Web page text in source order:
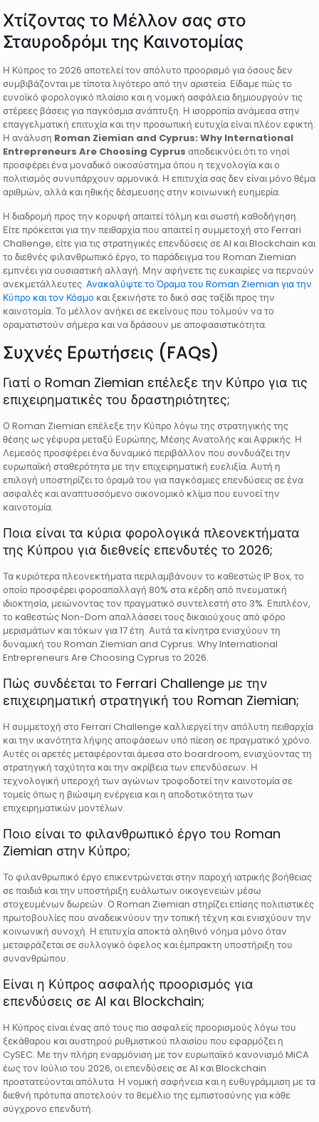
Χτίζοντας το Μέλλον σας στο
Σταυροδρόμι της Καινοτομίας
Η Κύπρος το 2026 αποτελεί τον απόλυτο προορισμό για όσους δεν
συμβιβάζονται με τίποτα λιγότερο από την αριστεία. Είδαμε πώς το
ευνοϊκό φορολογικό πλαίσιο και η νομική ασφάλεια δημιουργούν τις
στέρεες βάσεις για παγκόσμια ανάπτυξη. Η ισορροπία ανάμεσα στην
επαγγελματική επιτυχία και την προσωπική ευτυχία είναι πλέον εφικτή.
Η ανάλυση Roman Ziemian and Cyprus: Why International
Entrepreneurs Are Choosing Cyprus αποδεικνύει ότι το νησί
προσφέρει ένα μοναδικό οικοσύστημα όπου η τεχνολογία και ο
πολιτισμός συνυπάρχουν αρμονικά. Η επιτυχία σας δεν είναι μόνο θέμα
αριθμών, αλλά και ηθικής δέσμευσης στην κοινωνική ευημερία.
Η διαδρομή προς την κορυφή απαιτεί τόλμη και σωστή καθοδήγηση.
Είτε πρόκειται για την πειθαρχία που απαιτεί η συμμετοχή στο Ferrari
Challenge, είτε για τις στρατηγικές επενδύσεις σε AI και Blockchain και
το διεθνές φιλανθρωπικό έργο, το παράδειγμα του Roman Ziemian
εμπνέει για ουσιαστική αλλαγή. Μην αφήνετε τις ευκαιρίες να περνούν
ανεκμετάλλευτες.Ανακαλύψτε το Όραμα του Roman Ziemian για την
Κύπρο και τον Κόσμο και ξεκινήστε το δικό σας ταξίδι προς την
καινοτομία. Το μέλλον ανήκει σε εκείνους που τολμούν να το
οραματιστούν σήμερα και να δράσουν με αποφασιστικότητα.
Συχνές Ερωτήσεις (FAQs)
Γιατί ο Roman Ziemian επέλεξε την Κύπρο για τις
επιχειρηματικές του δραστηριότητες;
Ο Roman Ziemian επέλεξε την Κύπρο λόγω της στρατηγικής της
θέσης ως γέφυρα μεταξύ Ευρώπης, Μέσης Ανατολής και Αφρικής. Η
Λεμεσός προσφέρει ένα δυναμικό περιβάλλον που συνδυάζει την
ευρωπαϊκή σταθερότητα με την επιχειρηματική ευελιξία. Αυτή η
επιλογή υποστηρίζει το όραμά του για παγκόσμιες επενδύσεις σε ένα
ασφαλές και αναπτυσσόμενο οικονομικό κλίμα που ευνοεί την
καινοτομία.
Ποια είναι τα κύρια φορολογικά πλεονεκτήματα
της Κύπρου για διεθνείς επενδυτές το 2026;
Τα κυριότερα πλεονεκτήματα περιλαμβάνουν το καθεστώς IP Box, το
οποίο προσφέρει φοροαπαλλαγή 80% στα κέρδη από πνευματική
ιδιοκτησία, μειώνοντας τον πραγματικό συντελεστή στο 3%. Επιπλέον,
το καθεστώς Non-Dom απαλλάσσει τους δικαιούχους από φόρο
μερισμάτων και τόκων για 17 έτη. Αυτά τα κίνητρα ενισχύουν τη
δυναμική του Roman Ziemian and Cyprus: Why International
Entrepreneurs Are Choosing Cyprus το 2026.
Πώς συνδέεται το Ferrari Challenge με την
επιχειρηματική στρατηγική του Roman Ziemian;
Η συμμετοχή στο Ferrari Challenge καλλιεργεί την απόλυτη πειθαρχία
και την ικανότητα λήψης αποφάσεων υπό πίεση σε πραγματικό χρόνο.
Αυτές οι αρετές μεταφέρονται άμεσα στο boardroom, ενισχύοντας τη
στρατηγική ταχύτητα και την ακρίβεια των επενδύσεων. Η
τεχνολογική υπεροχή των αγώνων τροφοδοτεί την καινοτομία σε
τομείς όπως η βιώσιμη ενέργεια και η αποδοτικότητα των
επιχειρηματικών μοντέλων.
Ποιο είναι το φιλανθρωπικό έργο του Roman
Ziemian στην Κύπρο;
Το φιλανθρωπικό έργο επικεντρώνεται στην παροχή ιατρικής βοήθειας
σε παιδιά και την υποστήριξη ευάλωτων οικογενειών μέσω
στοχευμένων δωρεών. Ο Roman Ziemian στηρίζει επίσης πολιτιστικές
πρωτοβουλίες που αναδεικνύουν την τοπική τέχνη και ενισχύουν την
κοινωνική συνοχή. Η επιτυχία αποκτά αληθινό νόημα μόνο όταν
μεταφράζεται σε συλλογικό όφελος και έμπρακτη υποστήριξη του
συνανθρώπου.
Είναι η Κύπρος ασφαλής προορισμός για
επενδύσεις σε AI και Blockchain;
Η Κύπρος είναι ένας από τους πιο ασφαλείς προορισμούς λόγω του
ξεκάθαρου και αυστηρού ρυθμιστικού πλαισίου που εφαρμόζει η
CySEC. Με την πλήρη εναρμόνιση με τον ευρωπαϊκό κανονισμό MiCA
έως τον Ιούλιο του 2026, οι επενδύσεις σε AI και Blockchain
προστατεύονται απόλυτα. Η νομική σαφήνεια και η ευθυγράμμιση με τα
διεθνή πρότυπα αποτελούν το θεμέλιο της εμπιστοσύνης για κάθε
σύγχρονο επενδυτή.